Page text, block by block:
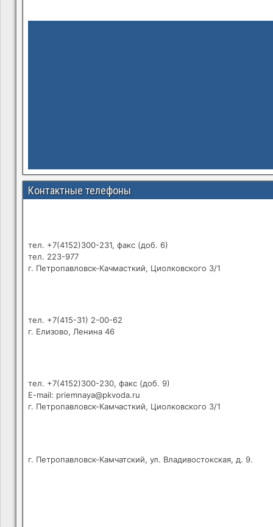
Контактные телефоны
тел. +7(4152)300-231, факс (доб. 6)
тел. 223-977
г. Петропавловск-Качмасткий, Циолковского 3/1
тел. +7(415-31) 2-00-62
г. Елизово, Ленина 46
тел. +7(4152)300-230, факс (доб. 9)
E-mail: priemnaya@pkvoda.ru
г. Петропавловск-Камчасткий, Циолковского 3/1
г. Петропавловск-Камчатский, ул. Владивостокская, д. 9.